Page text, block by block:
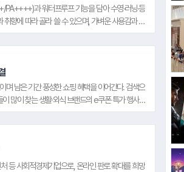
과 워터프루프 기능을 담아 수영∙러닝∙등
취향에 따라 골라 쓸 수 있으며, 가벼운 사용감과 뛰
쏙 들어가는 포켓 사이즈로 휴대가 간편해 수시로
부의 열을 빠르게 낮추는데 도움을 준다
며 남은 기간 풍성한 쇼핑 혜택을 이어간다. 검색으
많이 찾는 생활·외식 브랜드의 e쿠폰 특가 행사도
력이 없고, '그랜드십일절'을 포함해 5월 한 달 동안
등 사회적경제기업으로, 온라인 판로 확대를 희망
#한국타이어
#삼성그룹